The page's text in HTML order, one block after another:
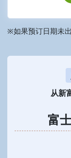
※如果预订日期未
从新
富